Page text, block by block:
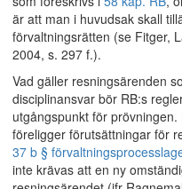
är att man i huvudsak skall
förvaltningsrätten (se Fitger,
2004, s. 297 f.).
Vad gäller resningsärenden
disciplinansvar bör RB:s
utgångspunkt för
föreligger förutsättningar för
37 b §
inte krävas att en ny